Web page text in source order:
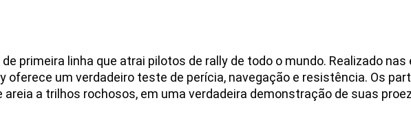
primeira linha que atrai pilotos de rally de todo o mundo. Realizado
oferece um verdadeiro teste de perícia, navegação e resistência. Os
a trilhos rochosos, em uma verdadeira demonstração de suas